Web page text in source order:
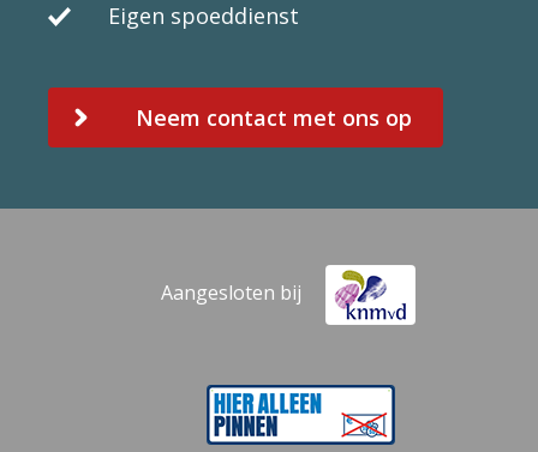
Eigen spoeddienst
Neem contact met ons op
Aangesloten bij